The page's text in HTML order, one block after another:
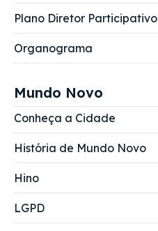
Plano Diretor Participativo
Organograma
Mundo Novo
Conheça a Cidade
História de Mundo Novo
Hino
LGPD